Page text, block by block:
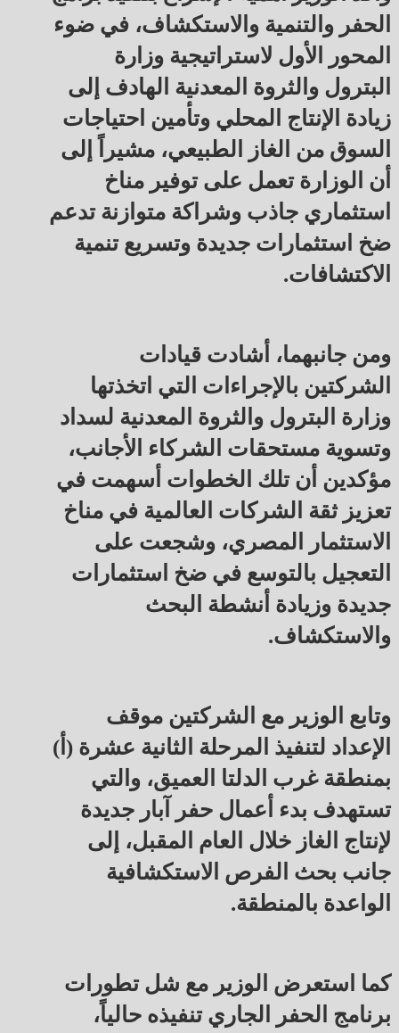
الحفر والتنمية والاستكشاف، في ضوء
المحور الأول لاستراتيجية وزارة
البترول والثروة المعدنية الهادف إلى
زيادة الإنتاج المحلي وتأمين احتياجات
السوق من الغاز الطبيعي، مشيراً إلى
أن الوزارة تعمل على توفير مناخ
استثماري جاذب وشراكة متوازنة تدعم
ضخ استثمارات جديدة وتسريع تنمية
الاكتشافات.
ومن جانبهما، أشادت قيادات
الشركتين بالإجراءات التي اتخذتها
وزارة البترول والثروة المعدنية لسداد
وتسوية مستحقات الشركاء الأجانب،
مؤكدين أن تلك الخطوات أسهمت في
تعزيز ثقة الشركات العالمية في مناخ
الاستثمار المصري، وشجعت على
التعجيل بالتوسع في ضخ استثمارات
جديدة وزيادة أنشطة البحث
والاستكشاف.
وتابع الوزير مع الشركتين موقف
الإعداد لتنفيذ المرحلة الثانية عشرة (أ)
بمنطقة غرب الدلتا العميق، والتي
تستهدف بدء أعمال حفر آبار جديدة
لإنتاج الغاز خلال العام المقبل، إلى
جانب بحث الفرص الاستكشافية
الواعدة بالمنطقة.
كما استعرض الوزير مع شل تطورات
برنامج الحفر الجاري تنفيذه حالياً،